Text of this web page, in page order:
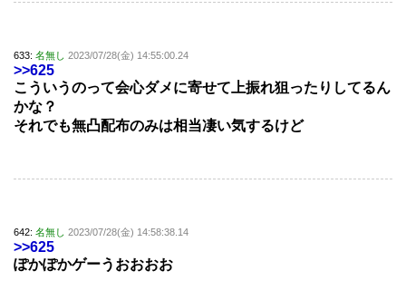
633: 名無し 2023/07/28(金) 14:55:00.24
>>625
こういうのって会心ダメに寄せて上振れ狙ったりしてるん
かな？
それでも無凸配布のみは相当凄い気するけど
642: 名無し 2023/07/28(金) 14:58:38.14
>>625
ぽかぽかゲーうおおおお